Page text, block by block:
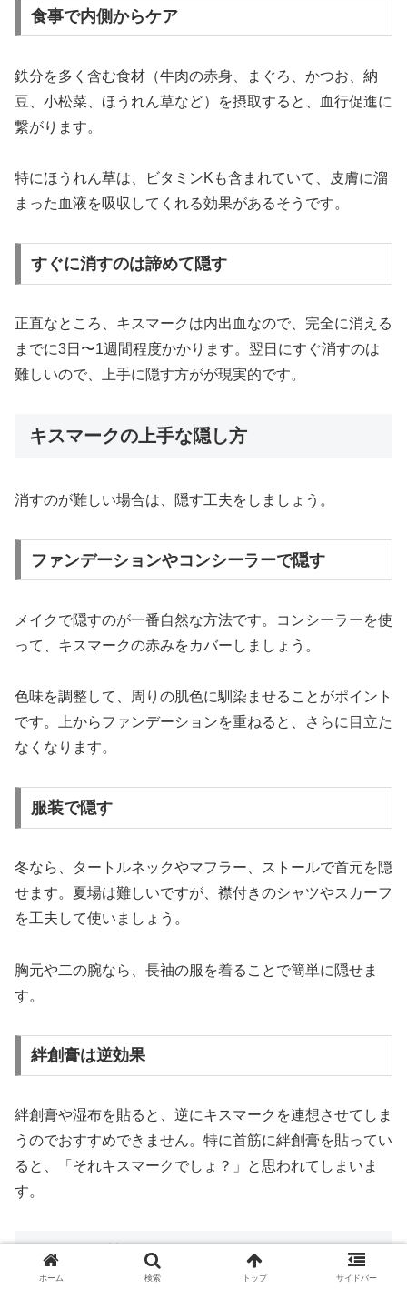
食事で内側からケア
鉄分を多く含む食材（牛肉の赤身、まぐろ、かつお、納
豆、小松菜、ほうれん草など）を摂取すると、血行促進に
繋がります。
特にほうれん草は、ビタミンKも含まれていて、皮膚に溜
まった血液を吸収してくれる効果があるそうです。
すぐに消すのは諦めて隠す
正直なところ、キスマークは内出血なので、完全に消える
までに3日〜1週間程度かかります。翌日にすぐ消すのは
難しいので、上手に隠す方がが現実的です。
キスマークの上手な隠し方
消すのが難しい場合は、隠す工夫をしましょう。
ファンデーションやコンシーラーで隠す
メイクで隠すのが一番自然な方法です。コンシーラーを使
って、キスマークの赤みをカバーしましょう。
色味を調整して、周りの肌色に馴染ませることがポイント
です。上からファンデーションを重ねると、さらに目立た
なくなります。
服装で隠す
冬なら、タートルネックやマフラー、ストールで首元を隠
せます。夏場は難しいですが、襟付きのシャツやスカーフ
を工夫して使いましょう。
胸元や二の腕なら、長袖の服を着ることで簡単に隠せま
す。
絆創膏は逆効果
絆創膏や湿布を貼ると、逆にキスマークを連想させてしま
うのでおすすめできません。特に首筋に絆創膏を貼ってい
ると、「それキスマークでしょ？」と思われてしまいま
す。
よくある質問
ホーム 検索 トップ サイドバー